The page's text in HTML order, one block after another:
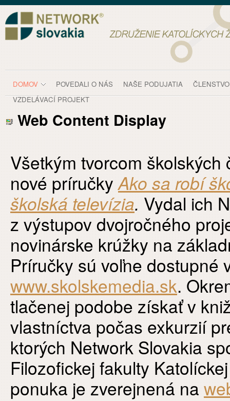
DOMOV POVEDALI O NÁS NAŠE PODUJATIA
ČLENSTVO
VZDELÁVACÍ PROJEKT
Web Content Display
Všetkým tvorcom
nové príručkyAko sa robí
školská televízia. Vydal ich
z výstupov dvojročného
novinárske krúžky na
Príručky sú voľne dostupné
www.skolskemedia.sk.
tlačenej podobe získať v
vlastníctva počas exkurzií
ktorých Network Slovakia
Filozofickej fakulty
ponuka je zverejnená na